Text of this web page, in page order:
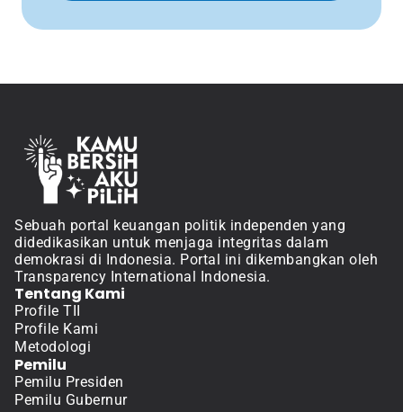
Sebuah portal keuangan politik independen yang
didedikasikan untuk menjaga integritas dalam
demokrasi di Indonesia. Portal ini dikembangkan oleh
Transparency International Indonesia.
Tentang Kami
Profile TII
Profile Kami
Metodologi
Pemilu
Pemilu Presiden
Pemilu Gubernur